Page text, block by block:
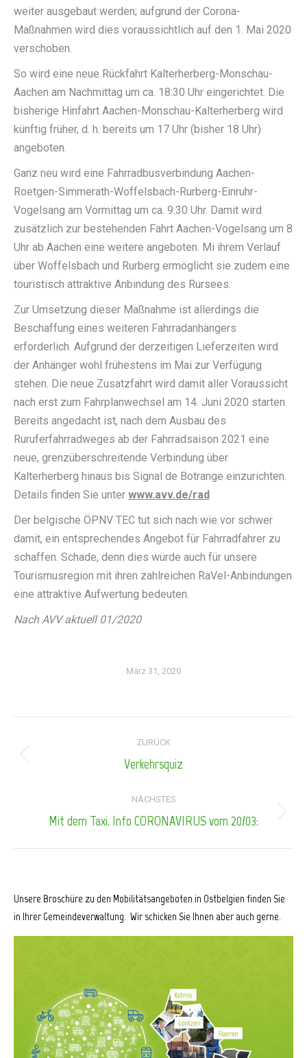
weiter ausgebaut werden; aufgrund der Corona-
Maßnahmen wird dies voraussichtlich auf den 1. Mai 2020
verschoben.
So wird eine neue Rückfahrt Kalterherberg-Monschau-
Aachen am Nachmittag um ca. 18:30 Uhr eingerichtet. Die
bisherige Hinfahrt Aachen-Monschau-Kalterherberg wird
künftig früher, d. h. bereits um 17 Uhr (bisher 18 Uhr)
angeboten.
Ganz neu wird eine Fahrradbusverbindung Aachen-
Roetgen-Simmerath-Woffelsbach-Rurberg-Einruhr-
Vogelsang am Vormittag um ca. 9:30 Uhr. Damit wird
zusätzlich zur bestehenden Fahrt Aachen-Vogelsang um 8
Uhr ab Aachen eine weitere angeboten. Mi ihrem Verlauf
über Woffelsbach und Rurberg ermöglicht sie zudem eine
touristisch attraktive Anbindung des Rursees.
Zur Umsetzung dieser Maßnahme ist allerdings die
Beschaffung eines weiteren Fahrradanhängers
erforderlich. Aufgrund der derzeitigen Lieferzeiten wird
der Anhänger wohl frühestens im Mai zur Verfügung
stehen. Die neue Zusatzfahrt wird damit aller Voraussicht
nach erst zum Fahrplanwechsel am 14. Juni 2020 starten.
Bereits angedacht ist, nach dem Ausbau des
Ruruferfahrradweges ab der Fahrradsaison 2021 eine
neue, grenzüberschreitende Verbindung über
Kalterherberg hinaus bis Signal de Botrange einzurichten.
Details finden Sie unter www.avv.de/rad
Der belgische ÖPNV TEC tut sich nach wie vor schwer
damit, ein entsprechendes Angebot für Fahrradfahrer zu
schaffen. Schade, denn dies würde auch für unsere
Tourismusregion mit ihren zahlreichen RaVel-Anbindungen
eine attraktive Aufwertung bedeuten.
Nach AVV aktuell 01/2020
März 31, 2020
Kommentarnavigation
ZURÜCK
Vorheriger
Verkehrsquiz
NÄCHSTES
Nächster
Mit dem Taxi. Info CORONAVIRUS vom 20/03:
Unsere Broschüre zu den Mobilitätsangeboten in Ostbelgien finden Sie
in Ihrer Gemeindeverwaltung. Wir schicken Sie Ihnen aber auch gerne.